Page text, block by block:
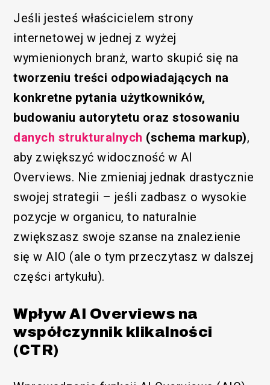
Jeśli jesteś właścicielem strony
internetowej w jednej z wyżej
wymienionych branż, warto skupić się na
tworzeniu treści odpowiadających na
konkretne pytania użytkowników,
budowaniu autorytetu oraz stosowaniu
danych strukturalnych (schema markup),
aby zwiększyć widoczność w AI
Overviews.​ Nie zmieniaj jednak drastycznie
swojej strategii – jeśli zadbasz o wysokie
pozycje w organicu, to naturalnie
zwiększasz swoje szanse na znalezienie
się w AIO (ale o tym przeczytasz w dalszej
części artykułu).
Wpływ AI Overviews na
współczynnik klikalności
(CTR)